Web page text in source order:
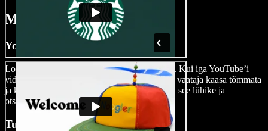
Millal kasutada videointe
YouTube’i intro videod
Loo muljetavaldavad YouTube’i intro videod. Kui iga YouTube’i
video võistleb tähelepanu eest, on tähtis kohe vaataja kaasa tõmmata
ja kiiresti selgitada, millest video räägib. Hoia see lühike ja
otsekohene.
Turundusvideote introd